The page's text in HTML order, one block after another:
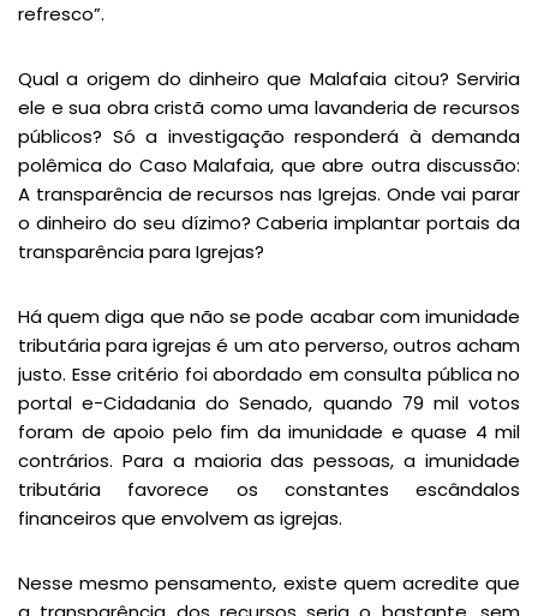
refresco”.
Qual a origem do dinheiro que Malafaia citou? Serviria
ele e sua obra cristã como uma lavanderia de recursos
públicos? Só a investigação responderá à demanda
polêmica do Caso Malafaia, que abre outra discussão:
A transparência de recursos nas Igrejas. Onde vai parar
o dinheiro do seu dízimo? Caberia implantar portais da
transparência para Igrejas?
Há quem diga que não se pode acabar com imunidade
tributária para igrejas é um ato perverso, outros acham
justo. Esse critério foi abordado em consulta pública no
portal e-Cidadania do Senado, quando 79 mil votos
foram de apoio pelo fim da imunidade e quase 4 mil
contrários. Para a maioria das pessoas, a imunidade
tributária favorece os constantes escândalos
financeiros que envolvem as igrejas.
Nesse mesmo pensamento, existe quem acredite que